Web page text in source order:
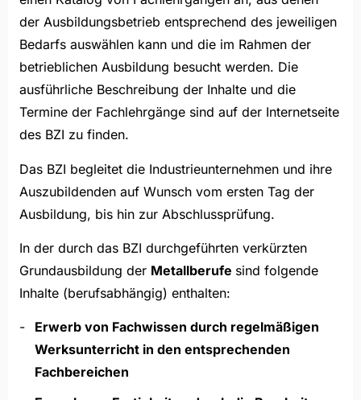
der Ausbildungsbetrieb entsprechend des jeweiligen
Bedarfs auswählen kann und die im Rahmen der
betrieblichen Ausbildung besucht werden. Die
ausführliche Beschreibung der Inhalte und die
Termine der Fachlehrgänge sind auf der Internetseite
des BZI zu finden.
Das BZI begleitet die Industrieunternehmen und ihre
Auszubildenden auf Wunsch vom ersten Tag der
Ausbildung, bis hin zur Abschlussprüfung.
In der durch das BZI durchgeführten verkürzten
Grundausbildung der Metallberufe sind folgende
Inhalte (berufsabhängig) enthalten:
Erwerb von Fachwissen durch regelmäßigen
Werksunterricht in den entsprechenden
Fachbereichen